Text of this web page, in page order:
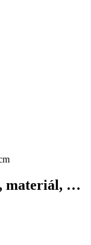
materiál, …